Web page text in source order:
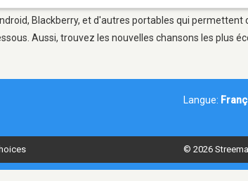
Blackberry, et d'autres portables qui permettent
Aussi, trouvez les nouvelles chansons les plus
Langue:
© 2026